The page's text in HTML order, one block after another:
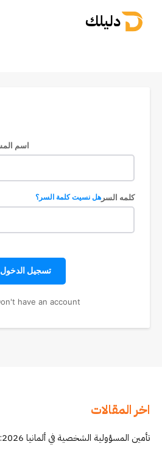
دليلك
اسم
كلمه السر هل نسيت كلمة السر؟
تسجيل الدخول
have an account?
اخر المقالات
تأمين المسؤولية الشخصية في ألمانيا 2026: دليل Privathaftpflicht